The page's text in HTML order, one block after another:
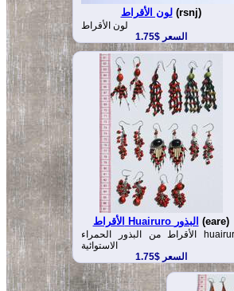
لون الأقراط(rsnj)
لون الأقراط
السعر $1.75
الأقراط Huairuro البذور (eare)
الأقراط من البذور الحمراء huairuro
الاستوائية
السعر $1.75